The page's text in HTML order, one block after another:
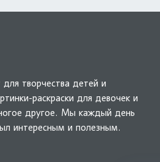
творчества детей и
раскраски для девочек и
другое. Мы каждый день
интересным и полезным.